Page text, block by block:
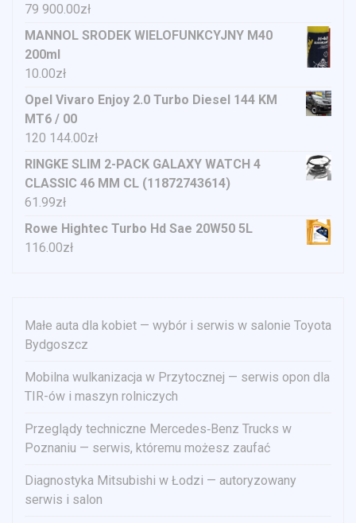
79 900.00zł
MANNOL SRODEK WIELOFUNKCYJNY M40
200ml
10.00zł
Opel Vivaro Enjoy 2.0 Turbo Diesel 144 KM
MT6 / 00
120 144.00zł
RINGKE SLIM 2-PACK GALAXY WATCH 4
CLASSIC 46 MM CL (11872743614)
61.99zł
Rowe Hightec Turbo Hd Sae 20W50 5L
116.00zł
Małe auta dla kobiet — wybór i serwis w salonie Toyota
Bydgoszcz
Mobilna wulkanizacja w Przytocznej — serwis opon dla
TIR-ów i maszyn rolniczych
Przeglądy techniczne Mercedes‑Benz Trucks w
Poznaniu — serwis, któremu możesz zaufać
Diagnostyka Mitsubishi w Łodzi — autoryzowany
serwis i salon